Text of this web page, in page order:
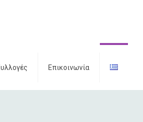
Επικοινωνία